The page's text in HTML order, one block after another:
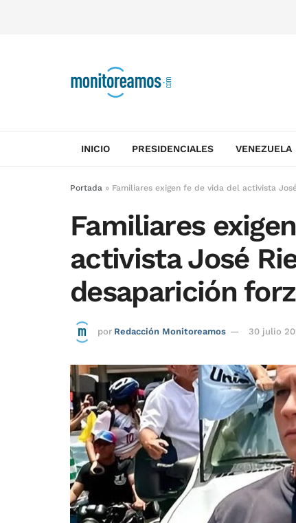
INICIO PRESIDENCIALES VENEZUELA
Portada » Familiares exigen fe de vida del activista
Familiares
activista José
desaparición
por Redacción Monitoreamos 30 julio